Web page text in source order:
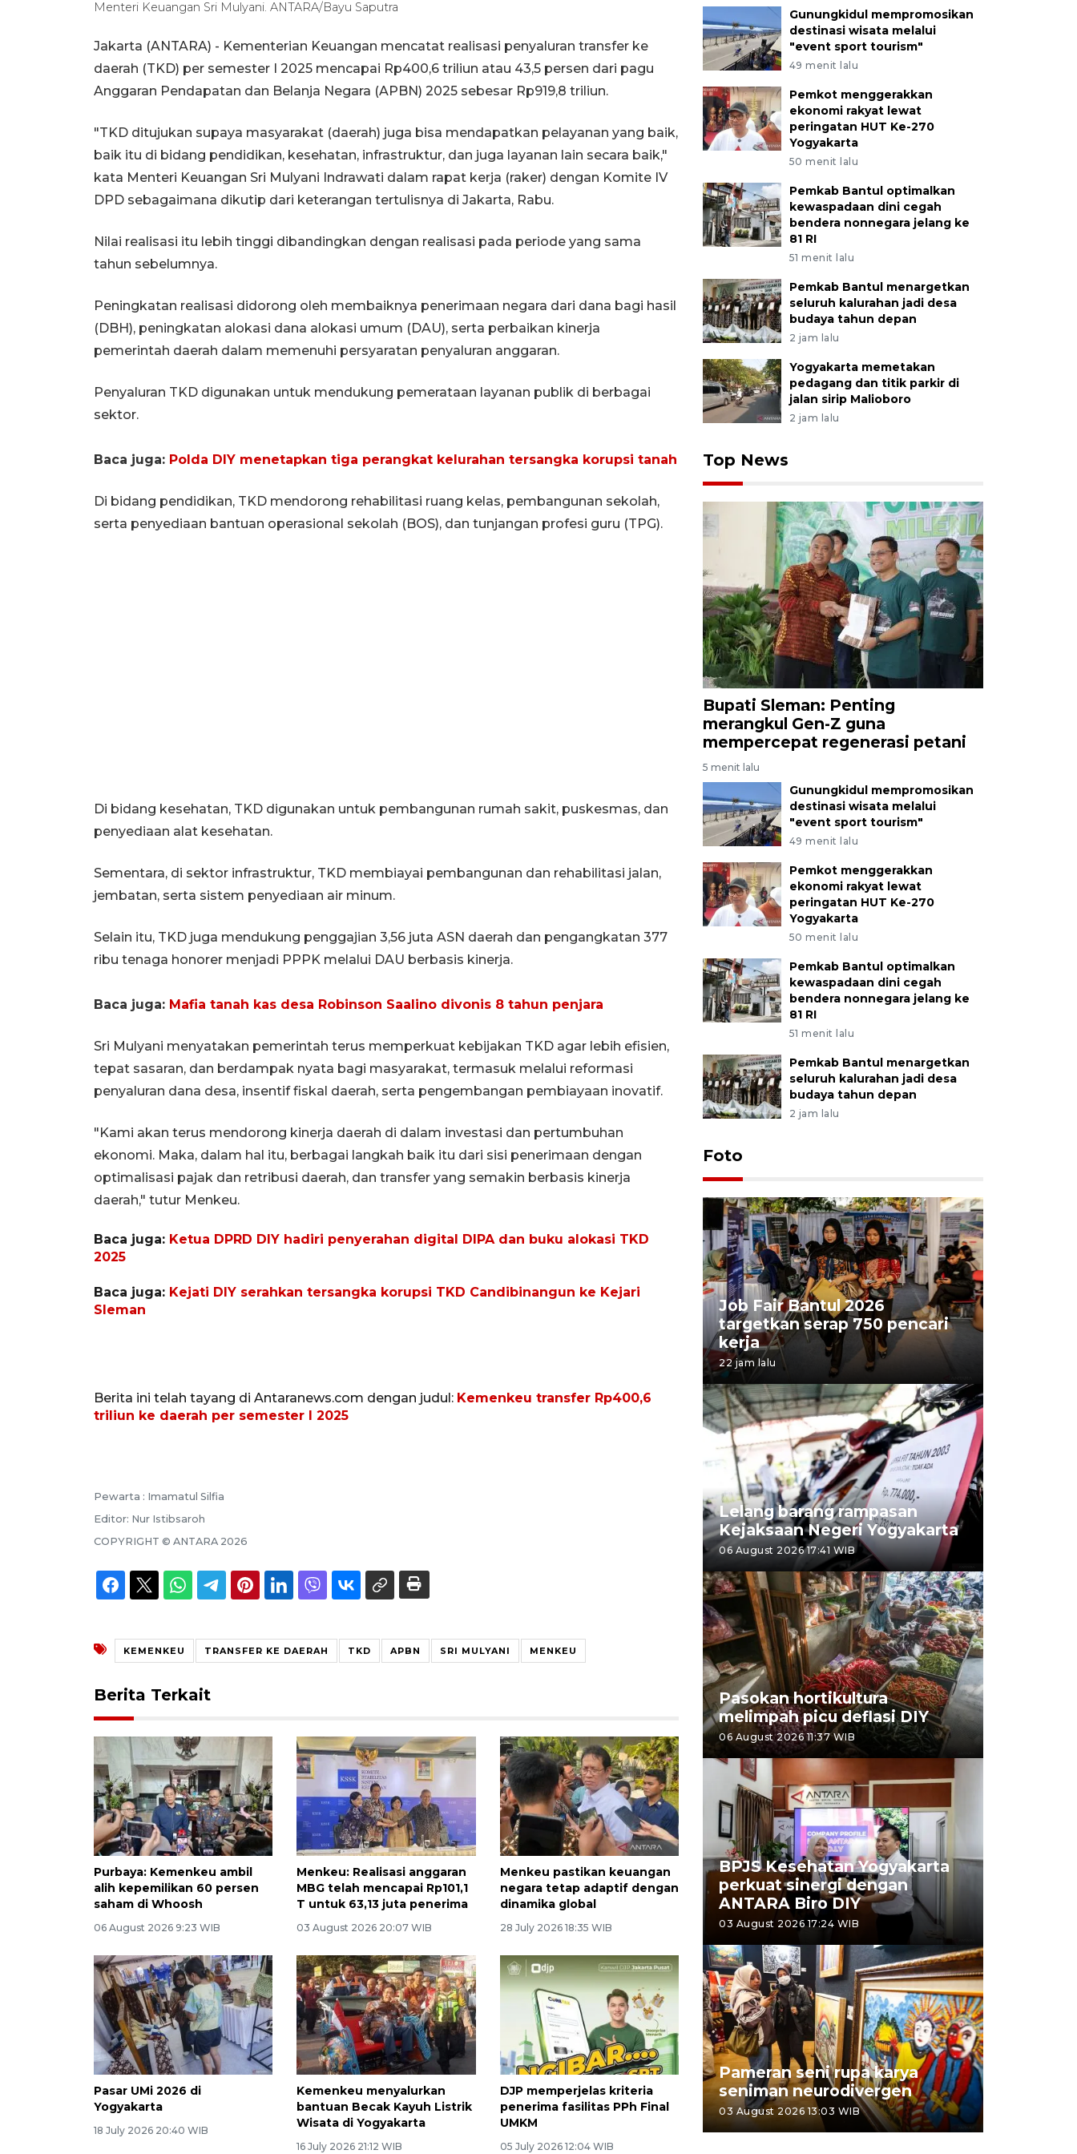
Menteri Keuangan Sri Mulyani. ANTARA/Bayu Saputra
Jakarta (ANTARA) - Kementerian Keuangan mencatat realisasi penyaluran transfer ke
daerah (TKD) per semester I 2025 mencapai Rp400,6 triliun atau 43,5 persen dari pagu
Anggaran Pendapatan dan Belanja Negara (APBN) 2025 sebesar Rp919,8 triliun.
"TKD ditujukan supaya masyarakat (daerah) juga bisa mendapatkan pelayanan yang baik,
baik itu di bidang pendidikan, kesehatan, infrastruktur, dan juga layanan lain secara baik,"
kata Menteri Keuangan Sri Mulyani Indrawati dalam rapat kerja (raker) dengan Komite IV
DPD sebagaimana dikutip dari keterangan tertulisnya di Jakarta, Rabu.
Nilai realisasi itu lebih tinggi dibandingkan dengan realisasi pada periode yang sama
tahun sebelumnya.
Peningkatan realisasi didorong oleh membaiknya penerimaan negara dari dana bagi hasil
(DBH), peningkatan alokasi dana alokasi umum (DAU), serta perbaikan kinerja
pemerintah daerah dalam memenuhi persyaratan penyaluran anggaran.
Penyaluran TKD digunakan untuk mendukung pemerataan layanan publik di berbagai
sektor.
Baca juga: Polda DIY menetapkan tiga perangkat kelurahan tersangka korupsi tanah
Di bidang pendidikan, TKD mendorong rehabilitasi ruang kelas, pembangunan sekolah,
serta penyediaan bantuan operasional sekolah (BOS), dan tunjangan profesi guru (TPG).
Di bidang kesehatan, TKD digunakan untuk pembangunan rumah sakit, puskesmas, dan
penyediaan alat kesehatan.
Sementara, di sektor infrastruktur, TKD membiayai pembangunan dan rehabilitasi jalan,
jembatan, serta sistem penyediaan air minum.
Selain itu, TKD juga mendukung penggajian 3,56 juta ASN daerah dan pengangkatan 377
ribu tenaga honorer menjadi PPPK melalui DAU berbasis kinerja.
Baca juga: Mafia tanah kas desa Robinson Saalino divonis 8 tahun penjara
Sri Mulyani menyatakan pemerintah terus memperkuat kebijakan TKD agar lebih efisien,
tepat sasaran, dan berdampak nyata bagi masyarakat, termasuk melalui reformasi
penyaluran dana desa, insentif fiskal daerah, serta pengembangan pembiayaan inovatif.
"Kami akan terus mendorong kinerja daerah di dalam investasi dan pertumbuhan
ekonomi. Maka, dalam hal itu, berbagai langkah baik itu dari sisi penerimaan dengan
optimalisasi pajak dan retribusi daerah, dan transfer yang semakin berbasis kinerja
daerah," tutur Menkeu.
Baca juga: Ketua DPRD DIY hadiri penyerahan digital DIPA dan buku alokasi TKD
2025
Baca juga: Kejati DIY serahkan tersangka korupsi TKD Candibinangun ke Kejari
Sleman
Berita ini telah tayang di Antaranews.com dengan judul: Kemenkeu transfer Rp400,6
triliun ke daerah per semester I 2025
Pewarta : Imamatul Silfia
Editor: Nur Istibsaroh
COPYRIGHT © ANTARA 2026
KEMENKEU TRANSFER KE DAERAH TKD APBN SRI MULYANI MENKEU
Berita Terkait
Purbaya: Kemenkeu ambil
alih kepemilikan 60 persen
saham di Whoosh
06 August 2026 9:23 WIB
Menkeu: Realisasi anggaran
MBG telah mencapai Rp101,1
T untuk 63,13 juta penerima
03 August 2026 20:07 WIB
Menkeu pastikan keuangan
negara tetap adaptif dengan
dinamika global
28 July 2026 18:35 WIB
Pasar UMi 2026 di
Yogyakarta
18 July 2026 20:40 WIB
Kemenkeu menyalurkan
bantuan Becak Kayuh Listrik
Wisata di Yogyakarta
16 July 2026 21:12 WIB
DJP memperjelas kriteria
penerima fasilitas PPh Final
UMKM
05 July 2026 12:04 WIB
Gunungkidul mempromosikan
destinasi wisata melalui
"event sport tourism"
49 menit lalu
Pemkot menggerakkan
ekonomi rakyat lewat
peringatan HUT Ke-270
Yogyakarta
50 menit lalu
Pemkab Bantul optimalkan
kewaspadaan dini cegah
bendera nonnegara jelang ke
81 RI
51 menit lalu
Pemkab Bantul menargetkan
seluruh kalurahan jadi desa
budaya tahun depan
2 jam lalu
Yogyakarta memetakan
pedagang dan titik parkir di
jalan sirip Malioboro
2 jam lalu
Top News
Bupati Sleman: Penting
merangkul Gen-Z guna
mempercepat regenerasi petani
5 menit lalu
Gunungkidul mempromosikan
destinasi wisata melalui
"event sport tourism"
49 menit lalu
Pemkot menggerakkan
ekonomi rakyat lewat
peringatan HUT Ke-270
Yogyakarta
50 menit lalu
Pemkab Bantul optimalkan
kewaspadaan dini cegah
bendera nonnegara jelang ke
81 RI
51 menit lalu
Pemkab Bantul menargetkan
seluruh kalurahan jadi desa
budaya tahun depan
2 jam lalu
Foto
Job Fair Bantul 2026
targetkan serap 750 pencari
kerja
22 jam lalu
Lelang barang rampasan
Kejaksaan Negeri Yogyakarta
06 August 2026 17:41 WIB
Pasokan hortikultura
melimpah picu deflasi DIY
06 August 2026 11:37 WIB
BPJS Kesehatan Yogyakarta
perkuat sinergi dengan
ANTARA Biro DIY
03 August 2026 17:24 WIB
Pameran seni rupa karya
seniman neurodivergen
03 August 2026 13:03 WIB